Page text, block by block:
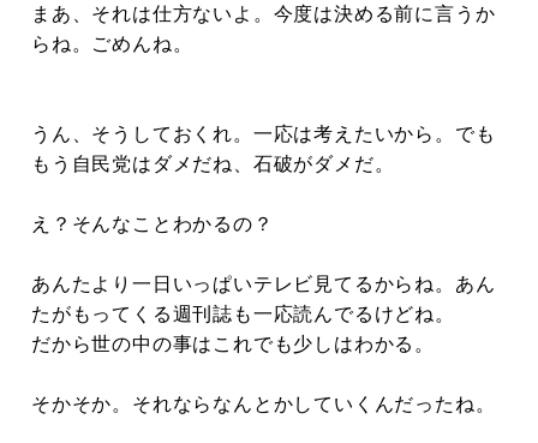
まあ、それは仕方ないよ。今度は決める前に言うか
らね。ごめんね。
うん、そうしておくれ。一応は考えたいから。でも
もう自民党はダメだね、石破がダメだ。
え？そんなことわかるの？
あんたより一日いっぱいテレビ見てるからね。あん
たがもってくる週刊誌も一応読んでるけどね。
だから世の中の事はこれでも少しはわかる。
そかそか。それならなんとかしていくんだったね。